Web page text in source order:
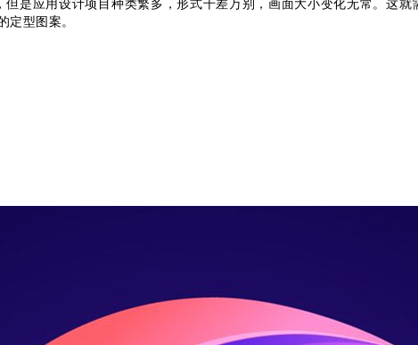
但是应用设计项目种类繁多，形式千差万别，画面大小变化无常。这
定型图案。